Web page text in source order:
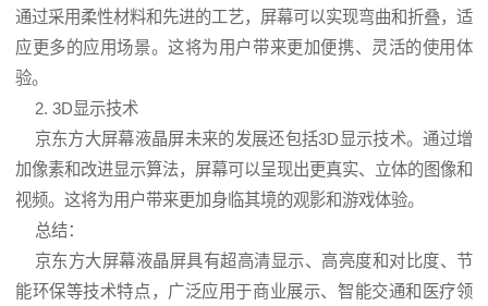
通过采用柔性材料和先进的工艺，屏幕可以实现弯曲和折叠，适
应更多的应用场景。这将为用户带来更加便携、灵活的使用体
验。
2. 3D显示技术
京东方大屏幕液晶屏未来的发展还包括3D显示技术。通过增
加像素和改进显示算法，屏幕可以呈现出更真实、立体的图像和
视频。这将为用户带来更加身临其境的观影和游戏体验。
总结：
京东方大屏幕液晶屏具有超高清显示、高亮度和对比度、节
能环保等技术特点，广泛应用于商业展示、智能交通和医疗领